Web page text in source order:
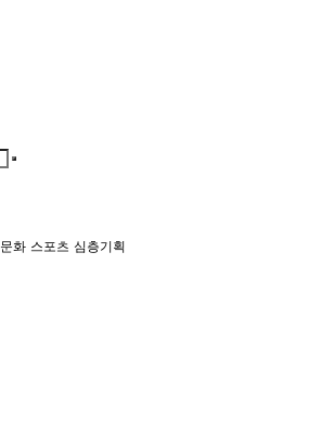
문화 스포츠 심층기획